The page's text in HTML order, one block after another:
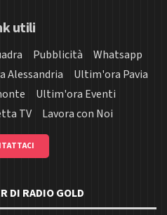
utili
Pubblicità
Whatsapp
Alessandria
Ultim'ora Pavia
Ultim'ora Eventi
TV Lavora con Noi
DI RADIO GOLD